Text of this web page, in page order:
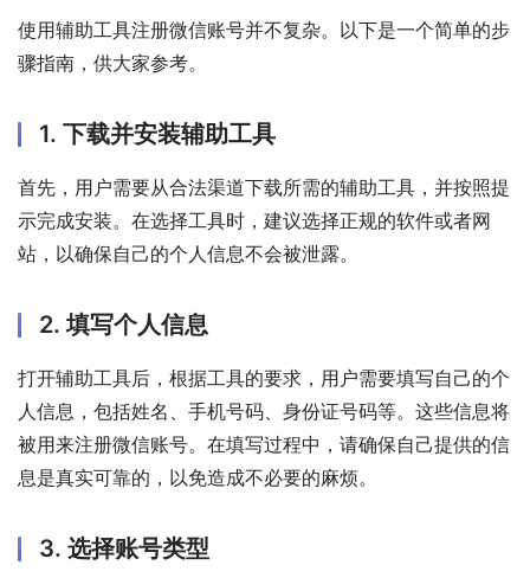
使用辅助工具注册微信账号并不复杂。以下是一个简单的步
骤指南，供大家参考。
1. 下载并安装辅助工具
首先，用户需要从合法渠道下载所需的辅助工具，并按照提
示完成安装。在选择工具时，建议选择正规的软件或者网
站，以确保自己的个人信息不会被泄露。
2. 填写个人信息
打开辅助工具后，根据工具的要求，用户需要填写自己的个
人信息，包括姓名、手机号码、身份证号码等。这些信息将
被用来注册微信账号。在填写过程中，请确保自己提供的信
息是真实可靠的，以免造成不必要的麻烦。
3. 选择账号类型